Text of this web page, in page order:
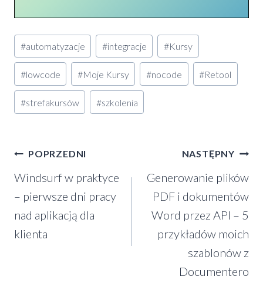
Tagi
wpisu:
#automatyzacje #integracje #Kursy
#lowcode #Moje Kursy #nocode #Retool
#strefakursów #szkolenia
Nawigacja
wpisu
POPRZEDNI
Windsurf w praktyce
– pierwsze dni pracy
nad aplikacją dla
klienta
NASTĘPNY
Generowanie plików
PDF i dokumentów
Word przez API – 5
przykładów moich
szablonów z
Documentero